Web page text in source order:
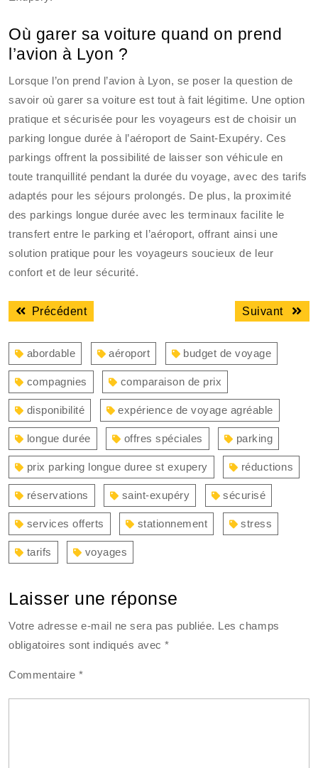
Où garer sa voiture quand on prend
l’avion à Lyon ?
Lorsque l’on prend l’avion à Lyon, se poser la question de
savoir où garer sa voiture est tout à fait légitime. Une option
pratique et sécurisée pour les voyageurs est de choisir un
parking longue durée à l’aéroport de Saint-Exupéry. Ces
parkings offrent la possibilité de laisser son véhicule en
toute tranquillité pendant la durée du voyage, avec des tarifs
adaptés pour les séjours prolongés. De plus, la proximité
des parkings longue durée avec les terminaux facilite le
transfert entre le parking et l’aéroport, offrant ainsi une
solution pratique pour les voyageurs soucieux de leur
confort et de leur sécurité.
Navigation
de
l’article
PrécédentArticle
Suivant
abordable aéroport budget de voyage
compagnies comparaison de prix
disponibilité expérience de voyage agréable
longue durée offres spéciales parking
prix parking longue duree st exupery réductions
réservations saint-exupéry sécurisé
services offerts stationnement stress
tarifs voyages
Laisser une réponse
Votre adresse e-mail ne sera pas publiée. Les champs
obligatoires sont indiqués avec*
Commentaire*